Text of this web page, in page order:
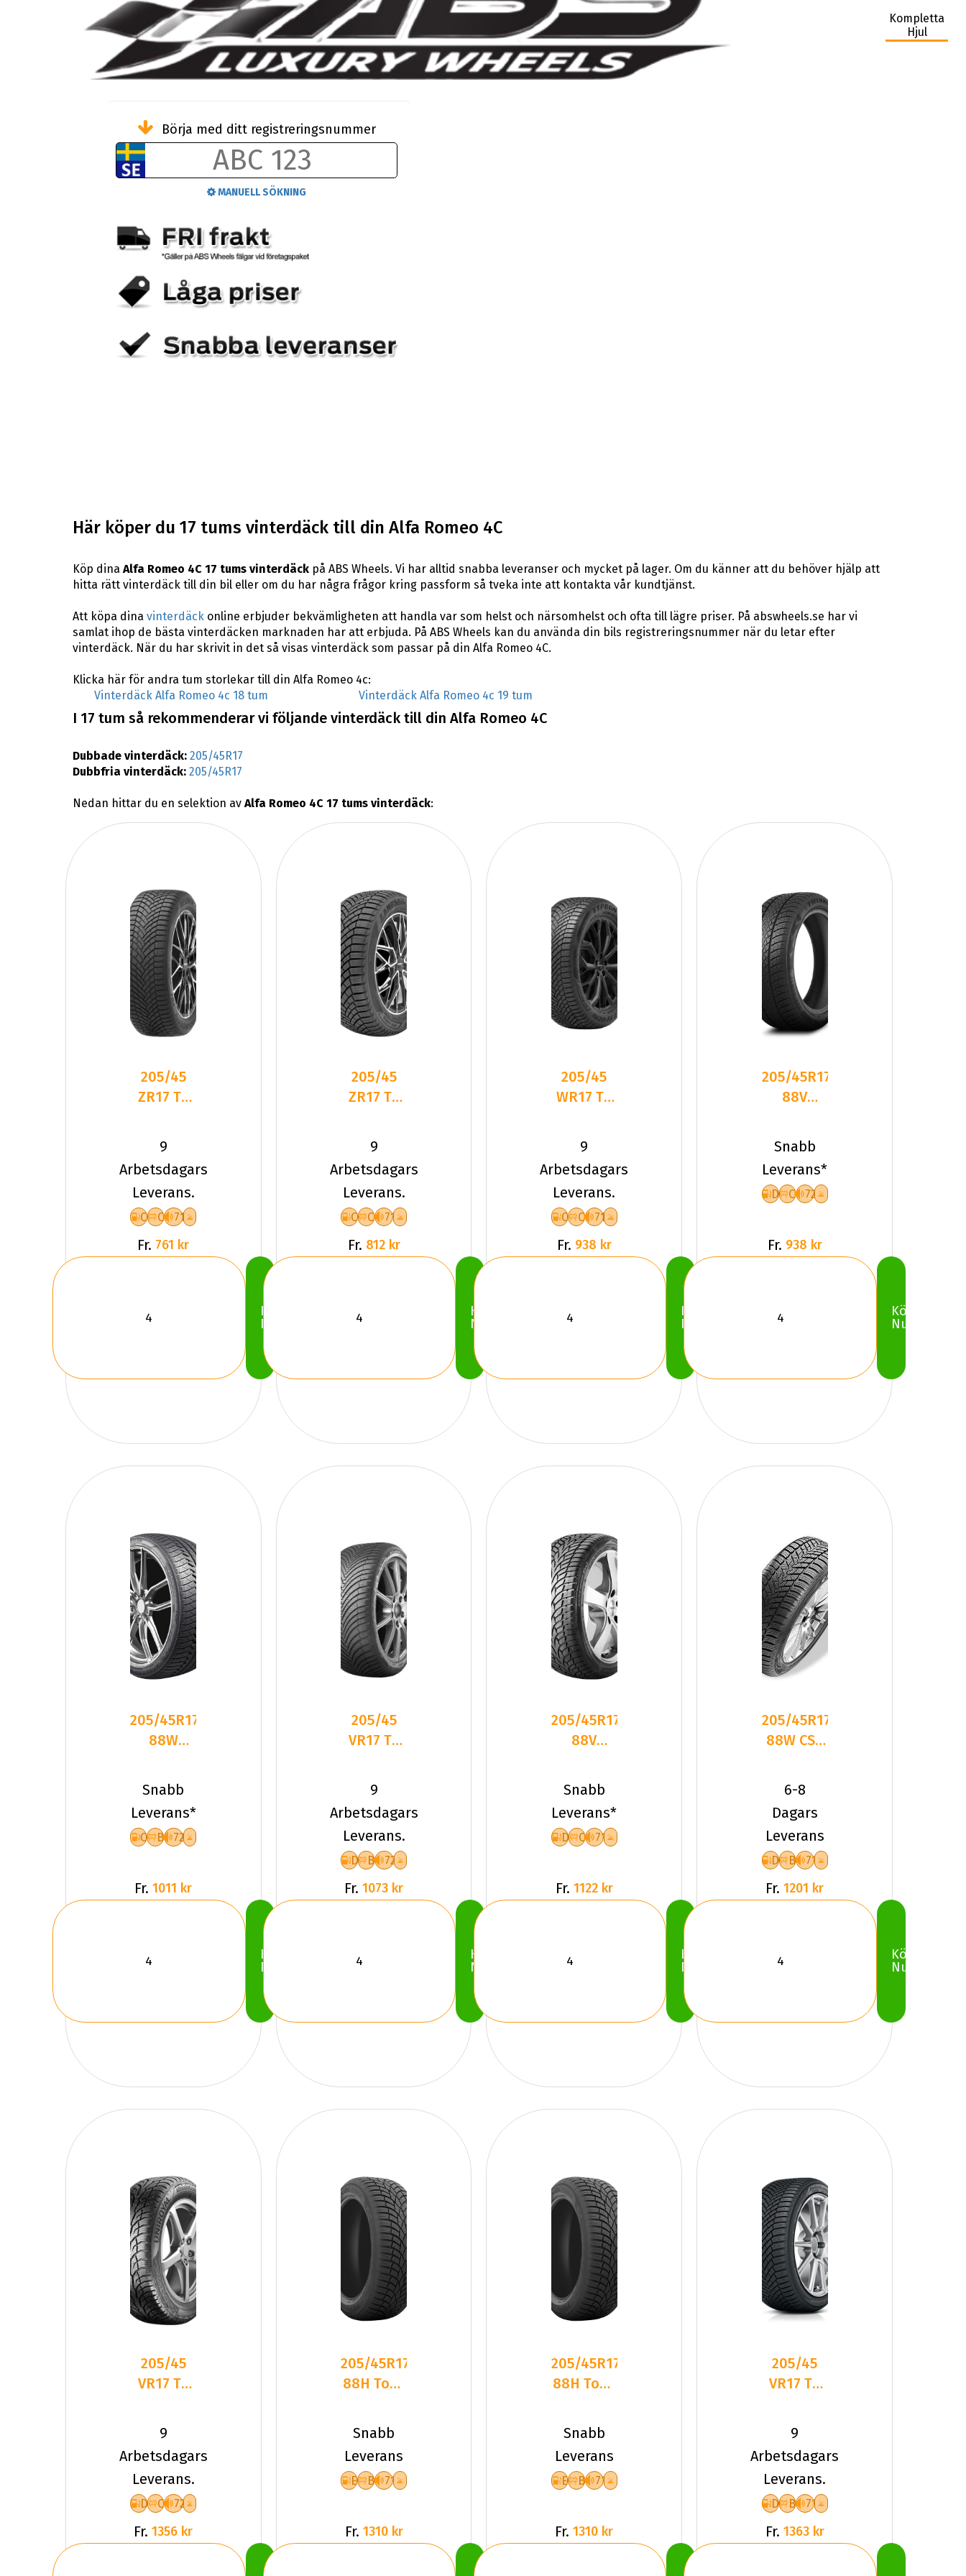
Kompletta
Hjul
Börja med ditt registreringsnummer
MANUELL SÖKNING
Här köper du 17 tums vinterdäck till din Alfa Romeo 4C
Köp dina Alfa Romeo 4C 17 tums vinterdäckpå ABS Wheels. Vi har alltid snabba leveranser och mycket på lager. Om du känner att du behöver hjälp att
hitta rätt vinterdäck till din bil eller om du har några frågor kring passform så tveka inte att kontakta vår kundtjänst.
Att köpa dina vinterdäckonline erbjuder bekvämligheten att handla var som helst och närsomhelst och ofta till lägre priser. På abswheels.se har vi
samlat ihop de bästa vinterdäcken marknaden har att erbjuda. På ABS Wheels kan du använda din bils registreringsnummer när du letar efter
vinterdäck. När du har skrivit in det så visas vinterdäck som passar på din Alfa Romeo 4C.
Klicka här för andra tum storlekar till din Alfa Romeo 4c:
Vinterdäck Alfa Romeo 4c 18 tum
Vinterdäck Alfa Romeo 4c 19 tum
I 17 tum så rekommenderar vi följande vinterdäck till din Alfa Romeo 4C
Dubbade vinterdäck: 205/45R17
Dubbfria vinterdäck: 205/45R17
Nedan hittar du en selektion av Alfa Romeo 4C 17 tums vinterdäck:
205/45
ZR17 TL
DELINTE
AW7 XL
9
Arbetsdagars
Leverans.
C C 71
Fr. 761 kr
Köp
Nu
205/45
ZR17 TL
LANDSAIL
4-
SEASONS
3 XL
9
Arbetsdagars
Leverans.
C C 71
Fr. 812 kr
Köp
Nu
205/45
WR17 TL
TYFOON
ALL-
SEASON 7
XL
9
Arbetsdagars
Leverans.
C C 71
Fr. 938 kr
Köp
Nu
205/45R17
88V
TW401 XL
Friktion
2024
Snabb
Leverans*
D C 72
Fr. 938 kr
Köp
Nu
205/45R17
88W
ATREZZO
4SEASONS
P
Snabb
Leverans*
C B 72
Fr. 1011 kr
Köp
Nu
205/45
VR17 TL
KUMHO
SOLUS 4S
HA32 XL
9
Arbetsdagars
Leverans.
D B 72
Fr. 1073 kr
Köp
Nu
205/45R17
88V
SV-3 XL
Friktion
2025
Snabb
Leverans*
D C 71
Fr. 1122 kr
Köp
Nu
205/45R17
88W CST
ACP1 XL
Friktion
6-8
Dagars
Leverans
D B 71
Fr. 1201 kr
Köp
Nu
205/45
VR17 TL
ALL
SEASON
EXPERT 2
XL
9
Arbetsdagars
Leverans.
D C 72
Fr. 1356 kr
205/45R17
88H Toyo
S944 XL
Friktion
Snabb
Leverans
E B 71
Fr. 1310 kr
205/45R17
88H Toyo
S944 XL
Friktion
Snabb
Leverans
E B 71
Fr. 1310 kr
205/45
VR17 TL
BLUEARTH-
WIN V906
9
Arbetsdagars
Leverans.
D B 71
Fr. 1363 kr